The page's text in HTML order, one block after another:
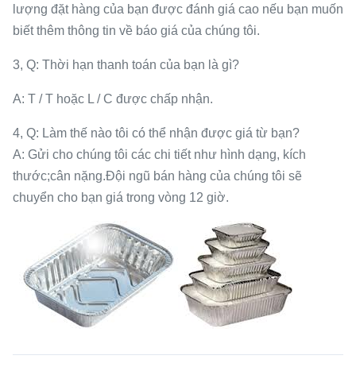
lượng đặt hàng của bạn được đánh giá cao nếu bạn muốn
biết thêm thông tin về báo giá của chúng tôi.
3, Q: Thời hạn thanh toán của bạn là gì?
A: T / T hoặc L / C được chấp nhận.
4, Q: Làm thế nào tôi có thể nhận được giá từ bạn?
A: Gửi cho chúng tôi các chi tiết như hình dạng, kích
thước;cân nặng.Đội ngũ bán hàng của chúng tôi sẽ
chuyển cho bạn giá trong vòng 12 giờ.